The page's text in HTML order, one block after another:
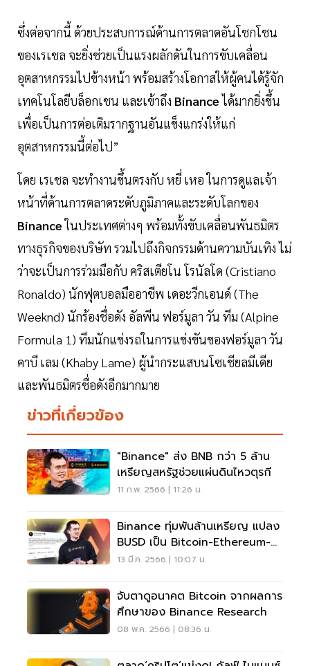
ซึ่งต่อจากนี้ ด้วยประสบการณ์ด้านการตลาดอันโชกโชน
ของเรเชล จะยิ่งช่วยเป็นแรงผลักดันในการขับเคลื่อน
อุตสาหกรรมไปข้างหน้า พร้อมสร้างโอกาสให้ผู้คนได้รู้จัก
เทคโนโลยีบล็อกเชน และเข้าถึง Binanceได้มากยิ่งขึ้น
เพื่อเป็นการต่อเติมรากฐานอันแข็งแกร่งให้แก่
อุตสาหกรรมนี้ต่อไป”
โดย เรเชล จะทำงานขึ้นตรงกับ หยี่ เหอ ในการดูแลเจ้า
หน้าที่ด้านการตลาดระดับภูมิภาคและระดับโลกของ
Binanceในประเทศต่างๆ พร้อมทั้งขับเคลื่อนพันธมิตร
ทางธุรกิจของบริษัท รวมไปถึงกิจกรรมด้านความบันเทิง ไม่
ว่าจะเป็นการร่วมมือกับ คริสเตียโน โรนัลโด (Cristiano
Ronaldo) นักฟุตบอลมืออาชีพ เดอะวีกเอนด์ (The
Weeknd) นักร้องชื่อดัง อัลพีน ฟอร์มูลา วัน ทีม (Alpine
Formula 1) ทีมนักแข่งรถในการแข่งขันของฟอร์มูลา วัน
คาบี เลม (Khaby Lame) ผู้นำกระแสบนโซเชียลมีเดีย
และพันธมิตรชื่อดังอีกมากมาย
ข่าวที่เกี่ยวข้อง
"Binance" ส่ง BNB กว่า 5 ล้าน
เหรียญสหรัฐช่วยแผ่นดินไหวตุรกี
11 ก.พ. 2566 | 11:26 น.
Binance ทุ่มพันล้านเหรียญ แปลง
BUSD เป็น Bitcoin-Ethereum-
BNB
13 มี.ค. 2566 | 10:07 น.
จับตาดูอนาคต Bitcoin จากผลการ
ศึกษาของ Binance Research
08 พ.ค. 2566 | 08:36 น.